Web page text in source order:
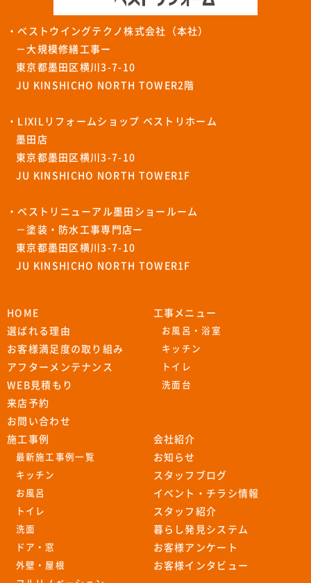
・ベストウイングテクノ株式会社（本社）
－大規模修繕工事ー
東京都墨田区横川3-7-10
JU KINSHICHO NORTH TOWER2階
・LIXILリフォームショップ ベストリホーム
墨田店
東京都墨田区横川3-7-10
JU KINSHICHO NORTH TOWER1F
・ベストリニューアル墨田ショールーム
－塗装・防水工事専門店ー
東京都墨田区横川3-7-10
JU KINSHICHO NORTH TOWER1F
HOME
選ばれる理由
お客様満足度の取り組み
アフターメンテナンス
WEB見積もり
来店予約
お問い合わせ
工事メニュー
お風呂・浴室
キッチン
トイレ
洗面台
施工事例
最新施工事例一覧
キッチン
お風呂
トイレ
洗面
ドア・窓
外壁・屋根
会社紹介
お知らせ
スタッフブログ
イベント・チラシ情報
スタッフ紹介
暮らし発見システム
お客様アンケート
お客様インタビュー